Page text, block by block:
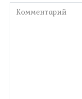
Комментарий